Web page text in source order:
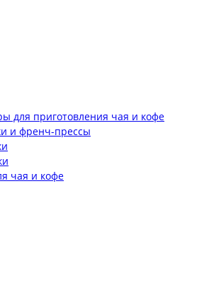
для приготовления чая и кофе
и френч-прессы
чая и кофе